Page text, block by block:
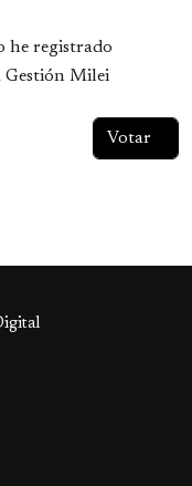
he registrado
Gestión Milei